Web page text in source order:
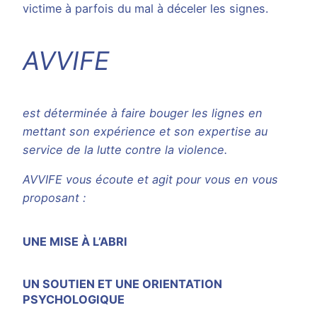
victime à parfois du mal à déceler les signes.
AVVIFE
est déterminée à faire bouger les lignes en
mettant son expérience et son expertise au
service de la lutte contre la violence.
AVVIFE vous écoute et agit pour vous en vous
proposant :
UNE MISE À L’ABRI
UN SOUTIEN ET UNE ORIENTATION
PSYCHOLOGIQUE